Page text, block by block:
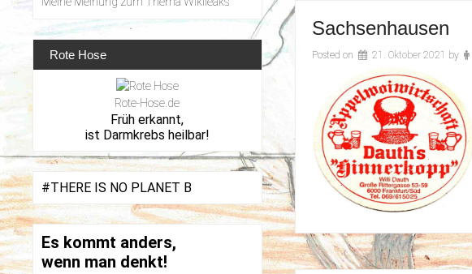
Sachsenhausen
Posted on 21. Oktober 2021 by
Rote Hose
Rote-Hose.de
Früh erkannt,
ist Darmkrebs heilbar!
#THERE IS NO PLANET B
Es kommt anders,
wenn man denkt!